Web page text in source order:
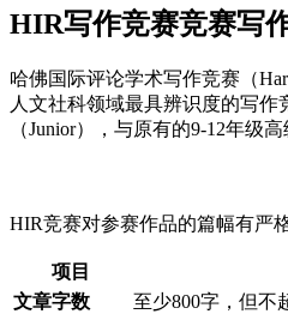
HIR写作竞赛竞赛写
哈佛国际评论学术写作竞赛（
人文社科领域最具辨识度的写
（Junior），与原有的9-12年级
HIR竞赛对参赛作品的篇幅有严
项目
文章字数
至少800字，但不